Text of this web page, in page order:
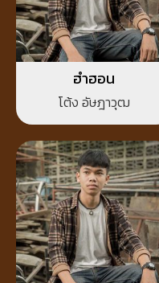
ฮำฮอน
โต้ง อัษฎาวุฒ